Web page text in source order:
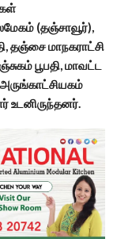
(தஞ்சாவூர்),
தஞ்சை மாநகராட்சி
பூபதி, மாவட்ட
உடனிருந்தனர்.